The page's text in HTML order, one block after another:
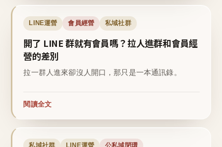
LINE運營 會員經營 私域社群
開了 LINE 群就有會員嗎？拉人進群和會員經
營的差別
拉一群人進來卻沒人開口，那只是一本通訊錄。
閱讀全文